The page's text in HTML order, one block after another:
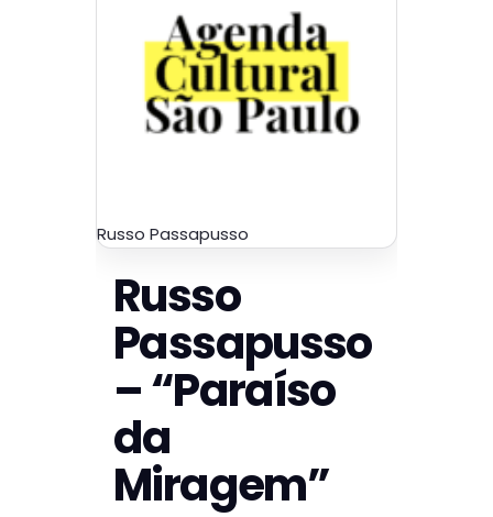
Russo Passapusso
Russo
Passapusso
– “Paraíso
da
Miragem”